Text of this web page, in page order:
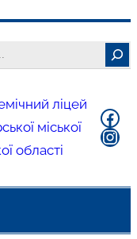
ліцей
міської
області